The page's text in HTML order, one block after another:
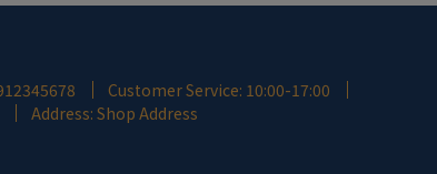
Customer Service: 10:00-17:00
Address: Shop Address